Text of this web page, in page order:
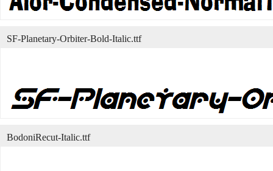
SF-Planetary-Orbiter-Bold-Italic.ttf
BodoniRecut-Italic.ttf